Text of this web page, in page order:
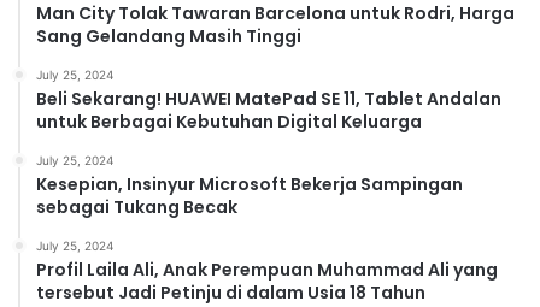
Man City Tolak Tawaran Barcelona untuk Rodri, Harga
Sang Gelandang Masih Tinggi
July 25, 2024
Beli Sekarang! HUAWEI MatePad SE 11, Tablet Andalan
untuk Berbagai Kebutuhan Digital Keluarga
July 25, 2024
Kesepian, Insinyur Microsoft Bekerja Sampingan
sebagai Tukang Becak
July 25, 2024
Profil Laila Ali, Anak Perempuan Muhammad Ali yang
tersebut Jadi Petinju di dalam Usia 18 Tahun